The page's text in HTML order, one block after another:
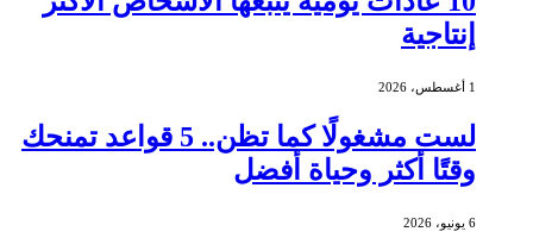
إنتاجية
1 أغسطس، 2026
لست مشغولًا كما تظن.. 5 قواعد تمنحك
وقتًا أكثر وحياة أفضل
6 يونيو، 2026